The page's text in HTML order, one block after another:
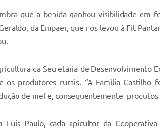
que a bebida ganhou visibilidade em
da Empaer, que nos levou à Fit
da Secretaria de Desenvolvimento
os produtores rurais. “A Família Castilho
de mel e, consequentemente,
Luis Paulo, cada apicultor da